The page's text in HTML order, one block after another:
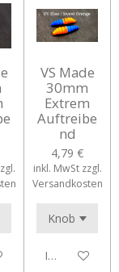
VS Made
30mm
Extrem
Auftreibe
nd
4,79 €
inkl. MwSt zzgl.
Versandkosten
In den